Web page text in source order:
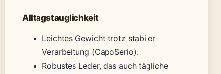
Alltagstauglichkeit
Leichtes Gewicht trotz stabiler
Verarbeitung (CapoSerio).
Robustes Leder, das auch tägliche